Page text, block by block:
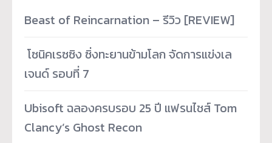
Beast of Reincarnation – รีวิว [REVIEW]
­ โซนิคเรซซิง ซิ่งทะยานข้ามโลก จัดการแข่งเล
เจนด์ รอบที่ 7
Ubisoft ฉลองครบรอบ 25 ปี แฟรนไชส์ Tom
Clancy’s Ghost Recon